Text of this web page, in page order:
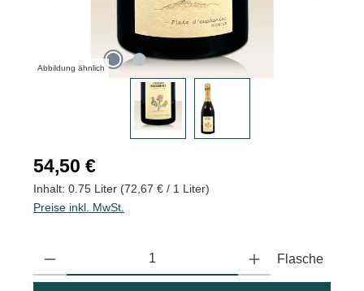
Abbildung ähnlich
Regulärer Preis:
54,50 €
Inhalt: 0.75 Liter (72,67 € / 1 Liter)
Preise inkl. MwSt.
Produkt Anzahl: Gib den gewünschten Wert ein oder benutze
Flasche